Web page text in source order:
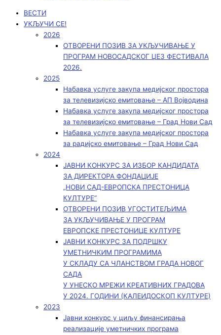
ВЕСТИ
УКЉУЧИ СЕ!
2026
ОТВОРЕНИ ПОЗИВ ЗА УКЉУЧИВАЊЕ У
ПРОГРАМ НОВОСАДСКОГ ЏЕЗ ФЕСТИВАЛА
2026.
2025
Набавка услуге закупа медијског простора
за телевизијско емитовање – АП Војводинa
Набавка услуге закупа медијског простора
за телевизијско емитовање – Град Нови Сад
Набавка услуге закупа медијског простора
за радијско емитовање – Град Нови Сад
2024
ЈАВНИ КОНКУРС ЗА ИЗБОР КАНДИДАТА
ЗА ДИРЕКТОРА ФОНДАЦИЈЕ
„НОВИ САД-ЕВРОПСКА ПРЕСТОНИЦА
КУЛТУРЕ“
ОТВОРЕНИ ПОЗИВ УГОСТИТЕЉИМА
ЗА УКЉУЧИВАЊЕ У ПРОГРАМ
ЕВРОПСКЕ ПРЕСТОНИЦЕ КУЛТУРЕ
ЈАВНИ КОНКУРС ЗА ПОДРШКУ
УМЕТНИЧКИМ ПРОГРАМИМА
У СКЛАДУ СА ЧЛАНСТВОМ ГРАДА НОВОГ
САДА
У УНЕСКО МРЕЖИ КРЕАТИВНИХ ГРАДОВА
У 2024. ГОДИНИ (КАЛЕИДОСКОП КУЛТУРЕ)
2023
Јавни конкурс у циљу финансирања
реализације уметничких програма